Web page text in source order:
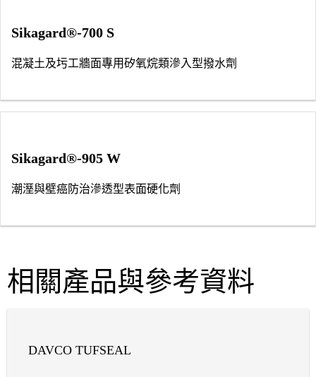
Sikagard®-700 S
混凝土及圬工牆面專用矽氧烷類滲入型撥水劑
Sikagard®-905 W
潮溼與壁癌防治滲透型表面硬化劑
相關產品與參考資料
DAVCO TUFSEAL